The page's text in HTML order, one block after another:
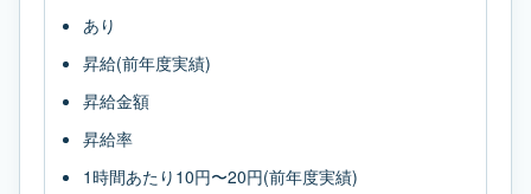
あり
昇給(前年度実績)
昇給金額
昇給率
1時間あたり10円〜20円(前年度実績)